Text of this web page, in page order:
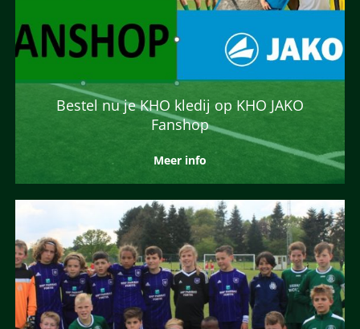
Bestel nu je KHO kledij op KHO JAKO
Fanshop
Meer info